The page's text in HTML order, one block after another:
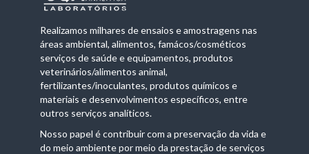
Realizamos milhares de ensaios e amostragens nas
áreas ambiental, alimentos, famácos/cosméticos
serviços de saúde e equipamentos, produtos
veterinários/alimentos animal,
fertilizantes/inoculantes, produtos químicos e
materiais e desenvolvimentos específicos, entre
outros serviços analíticos.
Nosso papel é contribuir com a preservação da vida e
do meio ambiente por meio da prestação de serviços